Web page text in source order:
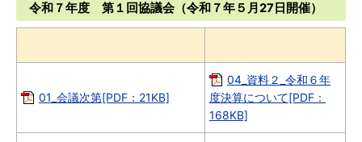
令和７年度 第１回協議会（令和７年５月27日開催）
01_会議次第[PDF：21KB]
04_資料２_令和６年
度決算について[PDF：
168KB]